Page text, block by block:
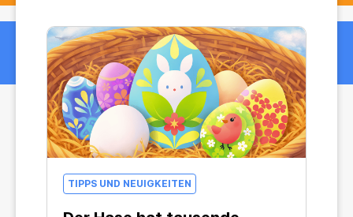
TIPPS UND NEUIGKEITEN